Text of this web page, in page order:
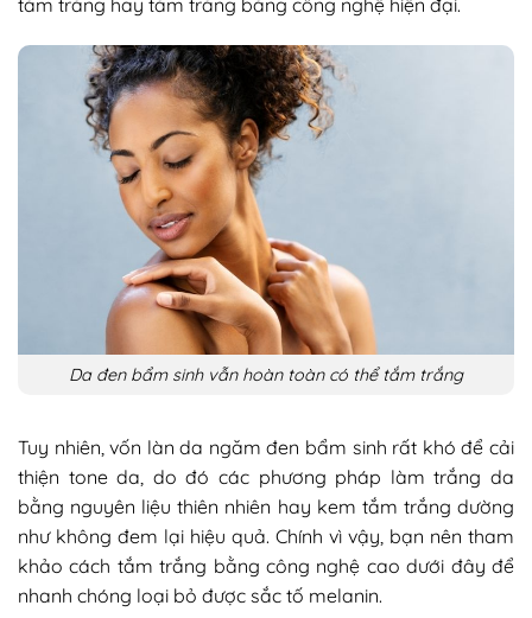
Da đen bẩm sinh vẫn hoàn toàn có thể tắm trắng
Tuy nhiên, vốn làn da ngăm đen bẩm sinh rất khó để cải
thiện tone da, do đó các phương pháp làm trắng da
bằng nguyên liệu thiên nhiên hay kem tắm trắng dường
như không đem lại hiệu quả. Chính vì vậy, bạn nên tham
khảo cách tắm trắng bằng công nghệ cao dưới đây để
nhanh chóng loại bỏ được sắc tố melanin.